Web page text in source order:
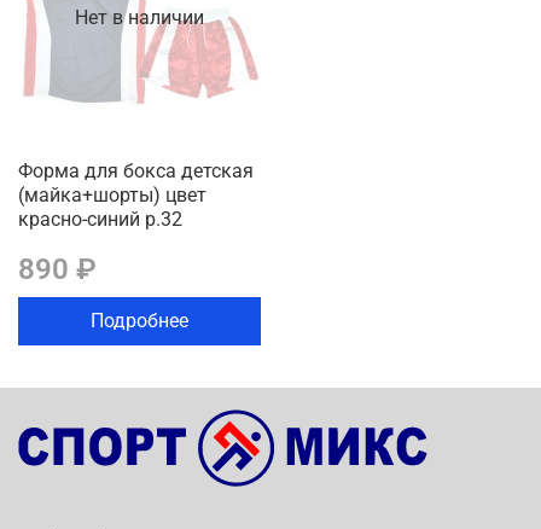
Нет в наличии
Форма для бокса детская
(майка+шорты) цвет
красно-синий р.32
890 ₽
Подробнее